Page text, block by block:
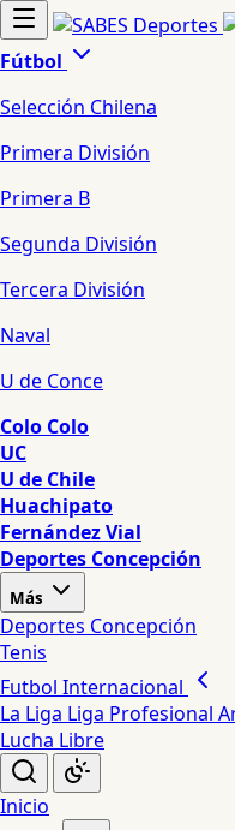
Fútbol
Selección Chilena
Primera División
Primera B
Segunda División
Tercera División
Naval
U de Conce
Colo Colo
UC
U de Chile
Huachipato
Fernández Vial
Deportes Concepción
Más
Deportes Concepción
Tenis
Futbol Internacional
La Liga Liga Profesional
Lucha Libre
Inicio